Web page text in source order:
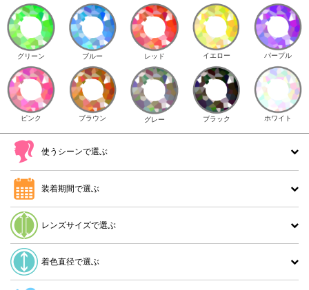
グリーン ブルー レッド イエロー パープル
ピンク ブラウン グレー ブラック ホワイト
使うシーンで選ぶ
装着期間で選ぶ
レンズサイズで選ぶ
着色直径で選ぶ